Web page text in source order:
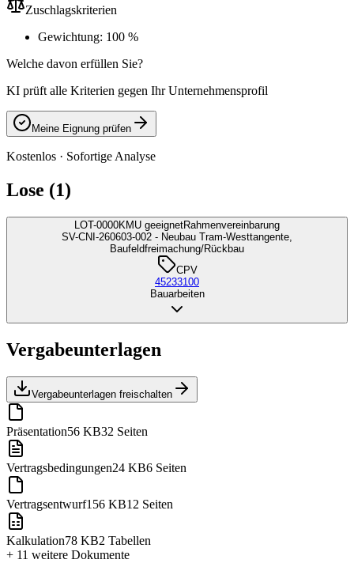
Zuschlagskriterien
Gewichtung: 100 %
Welche davon erfüllen Sie?
KI prüft alle Kriterien gegen Ihr Unternehmensprofil
Meine Eignung prüfen
Kostenlos · Sofortige Analyse
Lose (1)
LOT-0000KMU geeignetRahmenvereinbarung
SV-CNI-260603-002 - Neubau Tram-Westtangente,
Baufeldfreimachung/Rückbau
CPV
45233100
Bauarbeiten
Vergabeunterlagen
Vergabeunterlagen freischalten
Präsentation56 KB32 Seiten
Vertragsbedingungen24 KB6 Seiten
Vertragsentwurf156 KB12 Seiten
Kalkulation78 KB2 Tabellen
+ 11 weitere Dokumente